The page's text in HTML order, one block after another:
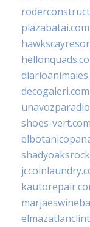
plazabatai.com
decogaleri.com
shoes-vert.com